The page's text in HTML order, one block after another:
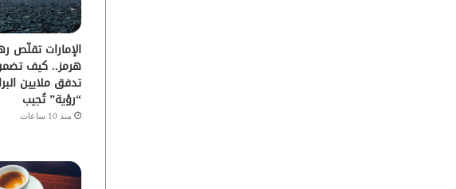
الإمارات تقلّص
هرمز.. كيف
تدفق ملايين
“رؤية” تُجيب
منذ 10 ساعات